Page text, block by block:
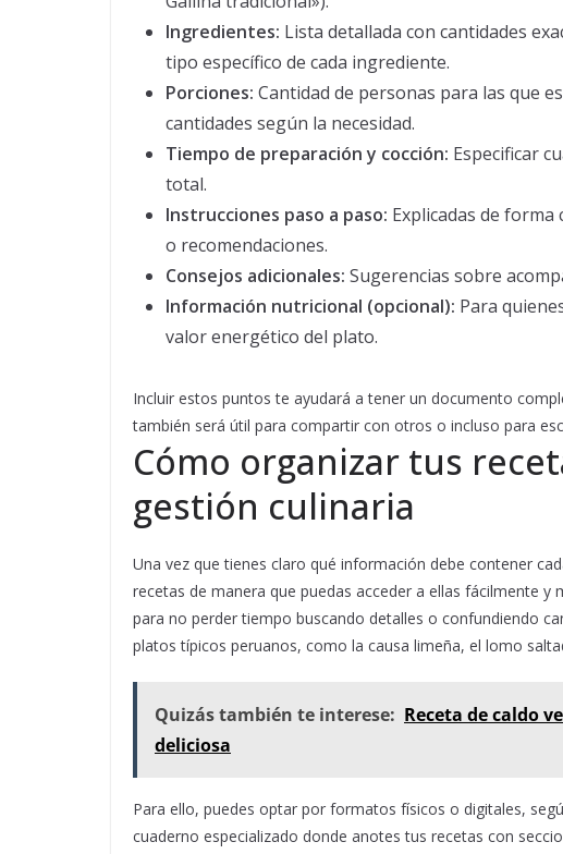
Ingredientes: Lista detallada con cantidades
tipo específico de cada ingrediente.
Porciones: Cantidad de personas para las que
cantidades según la necesidad.
Tiempo de preparación y cocción: Especificar
total.
Instrucciones paso a paso: Explicadas de
o recomendaciones.
Consejos adicionales: Sugerencias sobre
Información nutricional (opcional): Para
valor energético del plato.
Incluir estos puntos te ayudará a tener un documento
también será útil para compartir con otros o incluso para
Cómo organizar tus
gestión culinaria
Una vez que tienes claro qué información debe contener
recetas de manera que puedas acceder a ellas fácilmente y
para no perder tiempo buscando detalles o confundiendo
platos típicos peruanos, como la causa limeña, el lomo
Quizás también te interese: Receta de caldo
deliciosa
Para ello, puedes optar por formatos físicos o digitales,
cuaderno especializado donde anotes tus recetas con